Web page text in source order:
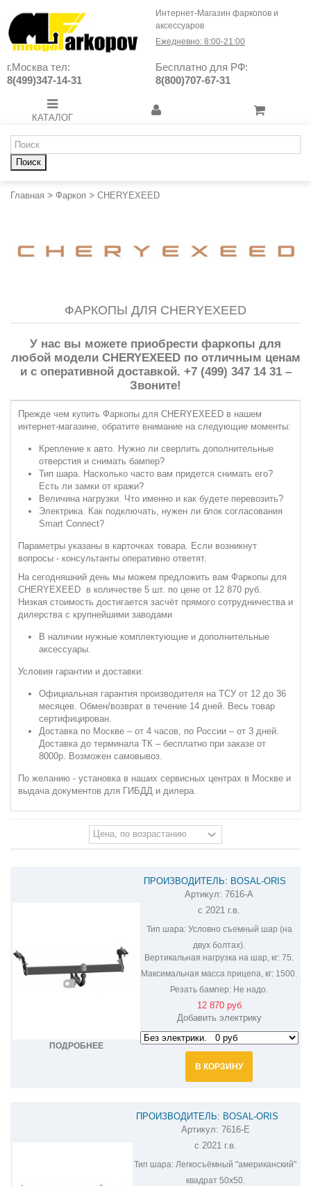
Интернет-Магазин фаркопов и
аксессуаров
Ежедневно: 8:00-21:00
г.Москва тел:
8(499)347-14-31
Бесплатно для РФ:
8(800)707-67-31
КАТАЛОГ
Поиск
Главная > Фаркоп > CHERYEXEED
ФАРКОПЫ ДЛЯ CHERYEXEED
У нас вы можете приобрести фаркопы для
любой модели CHERYEXEED по отличным ценам
и с оперативной доставкой. +7 (499) 347 14 31 –
Звоните!
Прежде чем купить Фаркопы для CHERYEXEED в нашем
интернет-магазине, обратите внимание на следующие моменты:
Крепление к авто. Нужнo ли сверлить дополнительные
отверстия и снимать бампер?
Тип шара. Насколько часто вам придется снимать его?
Есть ли замки от кражи?
Величина нагрузки. Что именно и как будете перевозить?
Электрика. Как подключать, нужен ли блок согласования
Smart Connect?
Параметры указаны в карточках товара. Если возникнут
вопросы - консультанты оперативно ответят.
На сегодняшний день мы можем предложить вам Фаркопы для
CHERYEXEED в количестве 5 шт. по цене от 12 870 руб.
Низкая стоимость достигается засчёт прямого сотрудничества и
дилерства с крупнейшими заводами
В наличии нужные комплектующие и дополнительные
аксессуары.
Условия гарантии и доставки:
Официальная гарантия производителя на ТСУ от 12 до 36
месяцев. Обмен/возврат в течение 14 дней. Весь товар
сертифицирован.
Доставка по Москве – от 4 часов, по России – от 3 дней.
Доставка до терминала ТК – бесплатно при заказе от
8000р. Возможен самовывоз.
По желанию - установка в наших сервисных центрах в Москве и
выдача документов для ГИБДД и дилера.
ПОДРОБНЕЕ
ПРОИЗВОДИТЕЛЬ: BOSAL-ORIS
ФАРКОП НА CHERYEXEED TXL 7616-
A
Артикул: 7616-A
с 2021 г.в.
Тип шара:Условно съемный шар (на
двух болтах).
Вертикальная нагрузка на шар, кг: 75.
Максимальная масса прицепа, кг: 1500.
Резать бампер: Не надо.
12 870 руб
Добавить электрику
В КОРЗИНУ
ПРОИЗВОДИТЕЛЬ: BOSAL-ORIS
ФАРКОП НА CHERYEXEED TXL 7616-E
Артикул: 7616-E
с 2021 г.в.
Тип шара: Легкосъёмный "американский"
квадрат 50х50.